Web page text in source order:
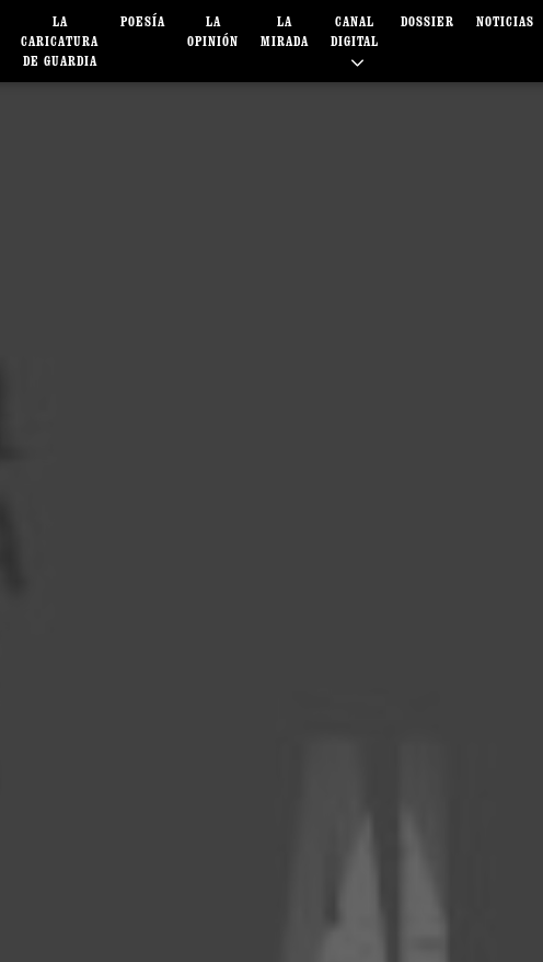
LA
CARICATURA
DE GUARDIA
POESÍA
LA
OPINIÓN
LA
MIRADA
CANAL
DIGITAL
DOSSIER NOTICIAS